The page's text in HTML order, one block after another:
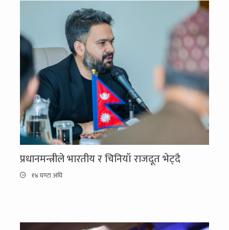
प्रधानमन्त्रीले भारतीय र चिनियाँ राजदूत भेट्दै
१४ घण्टा अघि